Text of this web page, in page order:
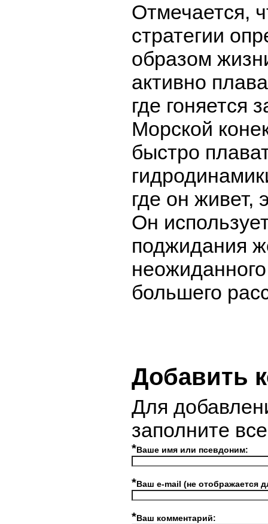
Отмечается,
стратегии
образом
активно
где гоняется
Морской
быстро
где он живет,
Он
поджидания
большего
Добавить
Для
заполните
*Ваше имя или псевдоним:
*Ваш e-mail (не отображается
*Ваш комментарий: